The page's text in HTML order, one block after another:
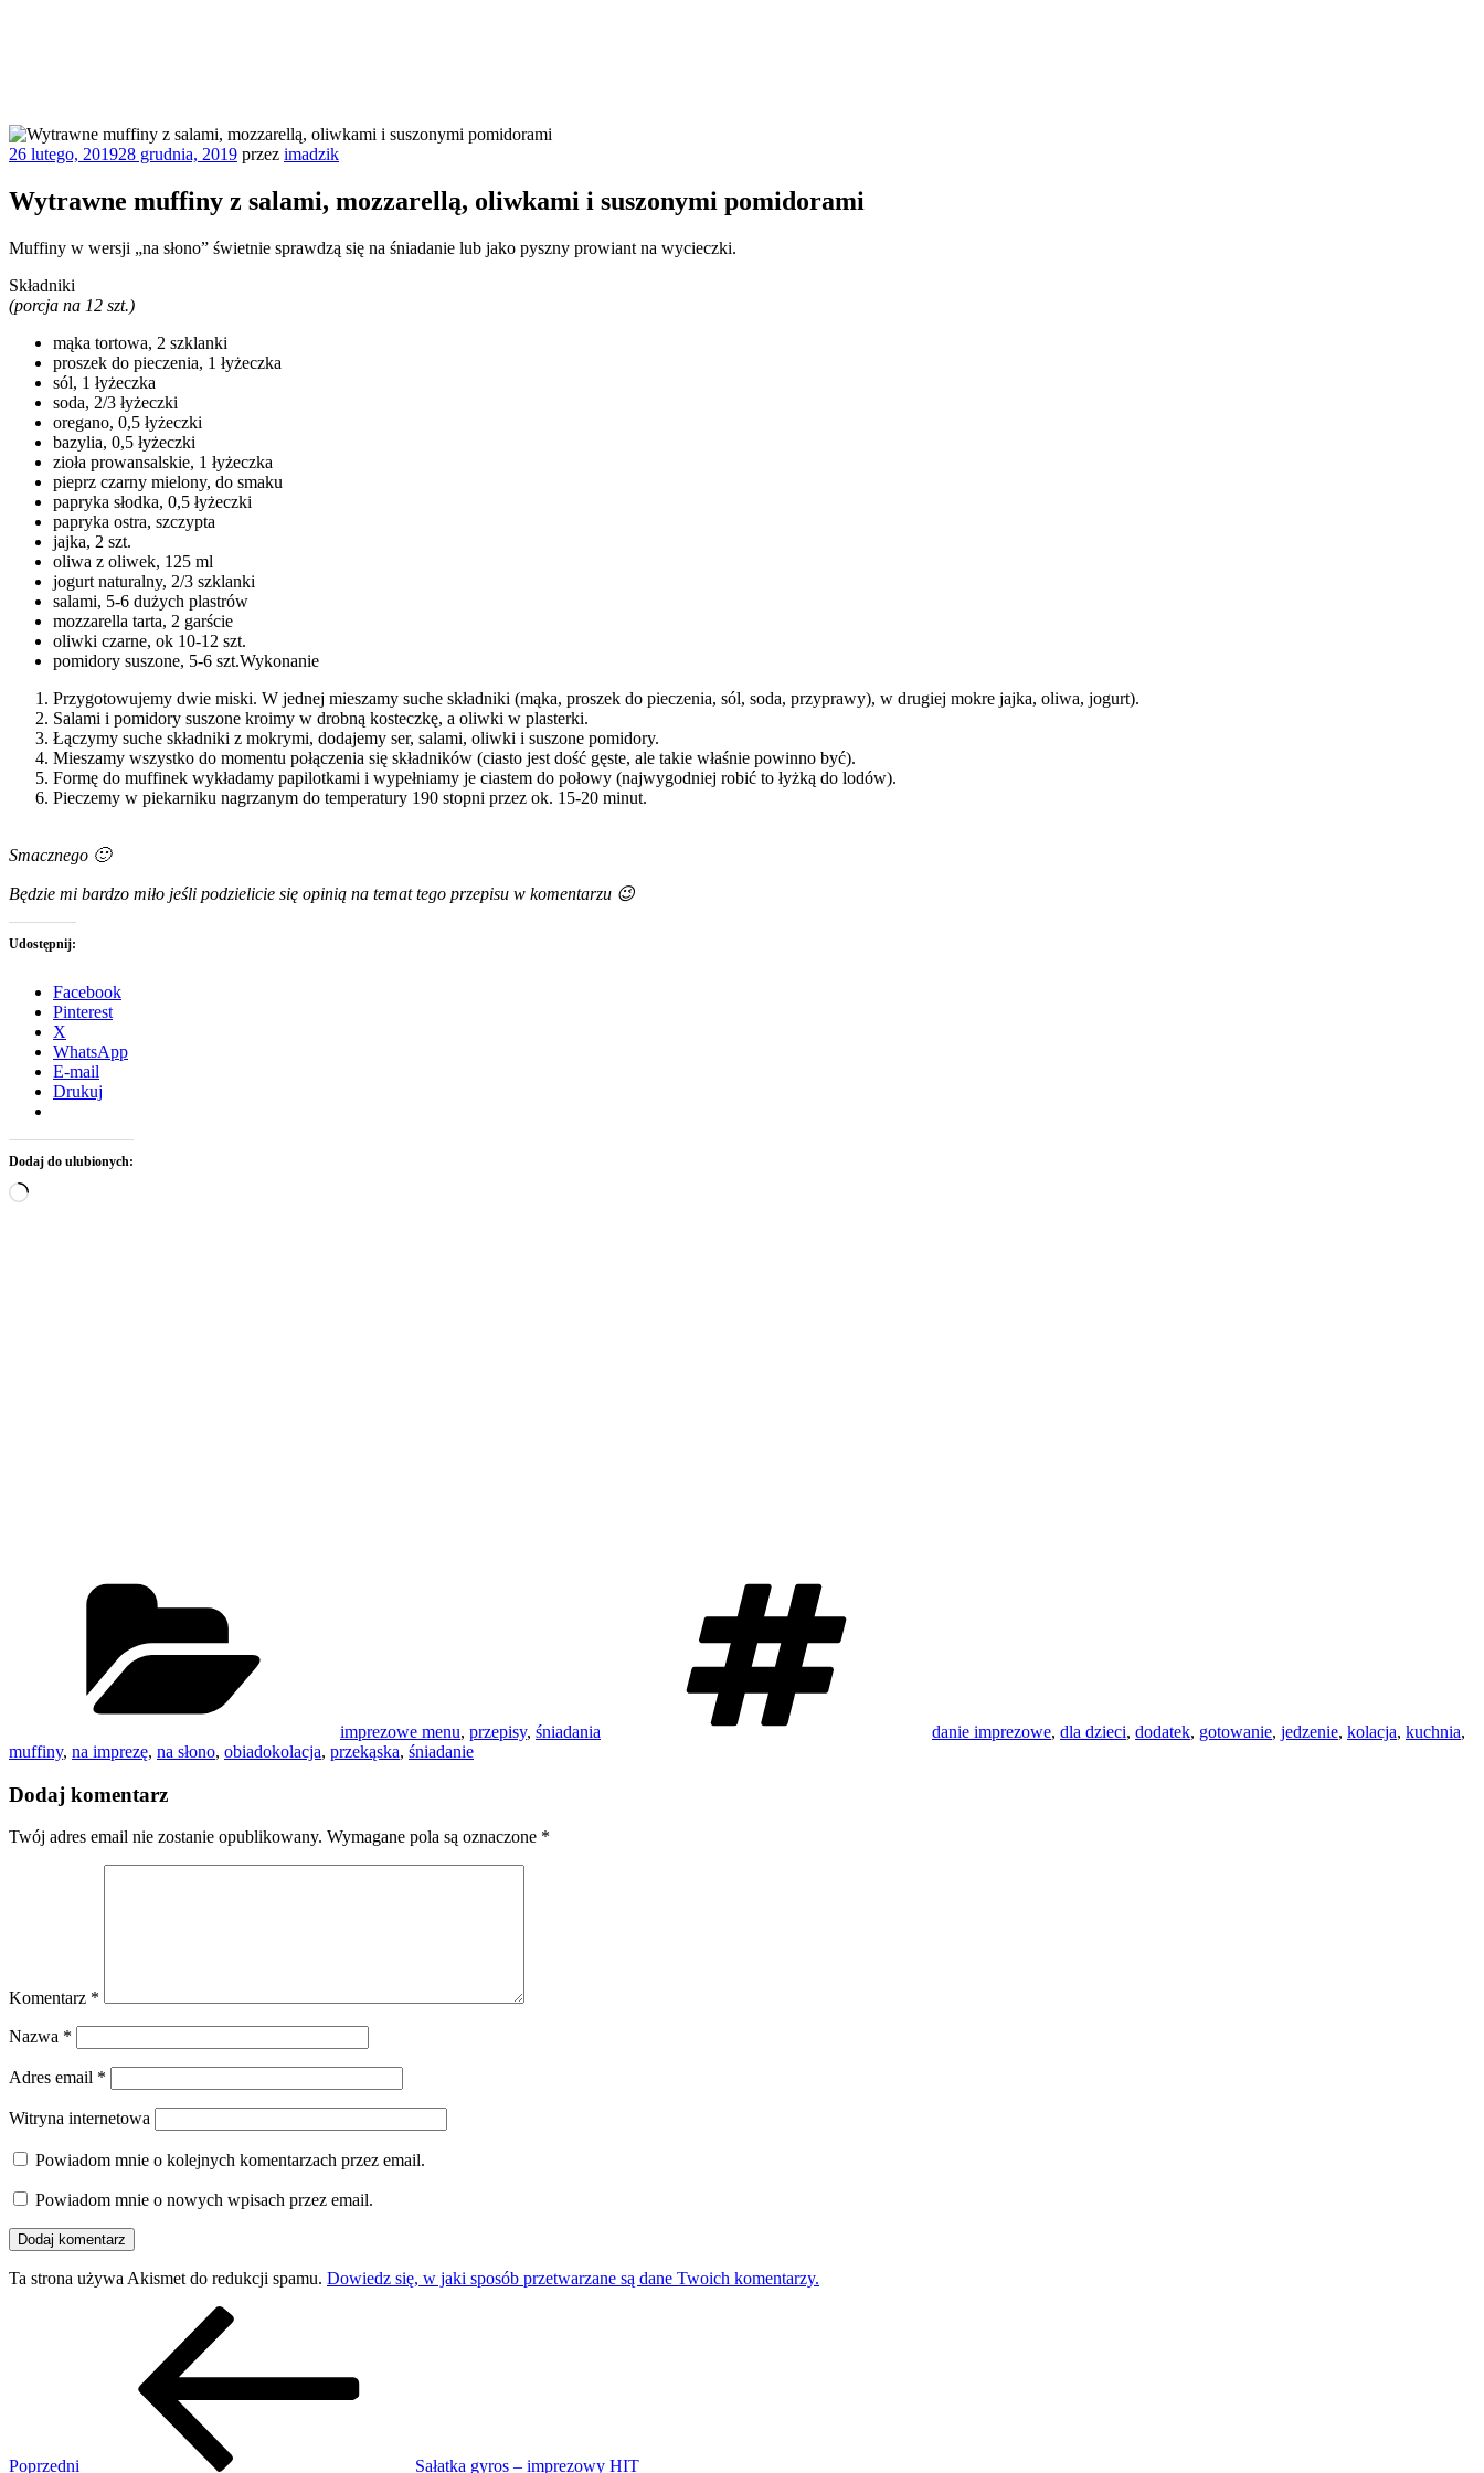
Opublikowane
26 lutego, 201928 grudnia, 2019 przez imadzik
Wytrawne muffiny z salami, mozzarellą, oliwkami i suszonymi pomidorami
Muffiny w wersji „na słono” świetnie sprawdzą się na śniadanie lub jako pyszny prowiant na wycieczki.
Składniki
(porcja na 12 szt.)
mąka tortowa, 2 szklanki
proszek do pieczenia, 1 łyżeczka
sól, 1 łyżeczka
soda, 2/3 łyżeczki
oregano, 0,5 łyżeczki
bazylia, 0,5 łyżeczki
zioła prowansalskie, 1 łyżeczka
pieprz czarny mielony, do smaku
papryka słodka, 0,5 łyżeczki
papryka ostra, szczypta
jajka, 2 szt.
oliwa z oliwek, 125 ml
jogurt naturalny, 2/3 szklanki
salami, 5-6 dużych plastrów
mozzarella tarta, 2 garście
oliwki czarne, ok 10-12 szt.
pomidory suszone, 5-6 szt.Wykonanie
Przygotowujemy dwie miski. W jednej mieszamy suche składniki (mąka, proszek do pieczenia, sól, soda, przyprawy), w drugiej mokre jajka, oliwa, jogurt).
Salami i pomidory suszone kroimy w drobną kosteczkę, a oliwki w plasterki.
Łączymy suche składniki z mokrymi, dodajemy ser, salami, oliwki i suszone pomidory.
Mieszamy wszystko do momentu połączenia się składników (ciasto jest dość gęste, ale takie właśnie powinno być).
Formę do muffinek wykładamy papilotkami i wypełniamy je ciastem do połowy (najwygodniej robić to łyżką do lodów).
Pieczemy w piekarniku nagrzanym do temperatury 190 stopni przez ok. 15-20 minut.
Smacznego 🙂
Będzie mi bardzo miło jeśli podzielicie się opinią na temat tego przepisu w komentarzu 😉
Udostępnij:
Facebook
Pinterest
X
WhatsApp
E-mail
Drukuj
Dodaj do ulubionych:
Wczytywanie…
imprezowe menu, przepisy, śniadania danie imprezowe, dla dzieci, dodatek, gotowanie, jedzenie, kolacja, kuchnia,
muffiny, na imprezę, na słono, obiadokolacja, przekąska, śniadanie
Dodaj komentarz
Twój adres email nie zostanie opublikowany. Wymagane pola są oznaczone *
Komentarz *
Nazwa *
Adres email *
Witryna internetowa
Powiadom mnie o kolejnych komentarzach przez email.
Powiadom mnie o nowych wpisach przez email.
Ta strona używa Akismet do redukcji spamu. Dowiedz się, w jaki sposób przetwarzane są dane Twoich komentarzy.
Poprzedni
Sałatka gyros – imprezowy HIT